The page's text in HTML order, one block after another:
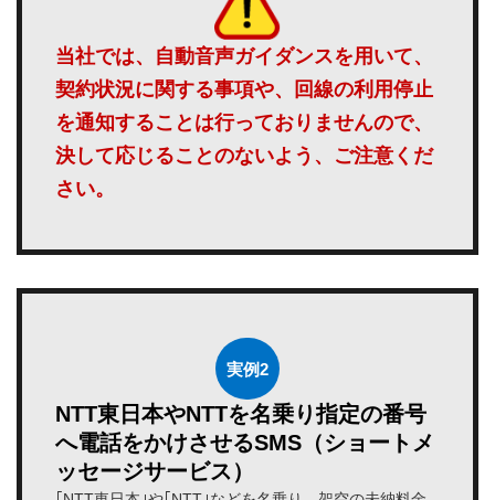
当社では、自動音声ガイダンスを用いて、
契約状況に関する事項や、回線の利用停止
を通知することは行っておりませんので、
決して応じることのないよう、ご注意くだ
さい。
実例2
NTT東日本やNTTを名乗り指定の番号
へ電話をかけさせるSMS（ショートメ
ッセージサービス）